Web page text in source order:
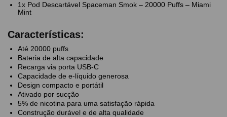
1x Pod Descartável Spaceman Smok – 20000 Puffs – Miami
Mint
Características:
Até 20000 puffs
Bateria de alta capacidade
Recarga via porta USB-C
Capacidade de e-líquido generosa
Design compacto e portátil
Ativado por sucção
5% de nicotina para uma satisfação rápida
Construção durável e de alta qualidade